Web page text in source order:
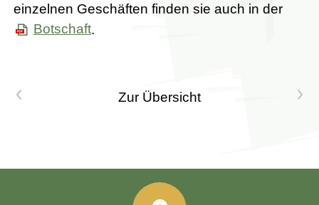
einzelnen Geschäften finden sie auch in der
Botschaft.
Vorheriger ArtikelZur Übersicht Nächster Artikel